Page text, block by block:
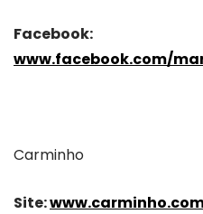
Facebook:
www.facebook.com/
Carminho
Site: